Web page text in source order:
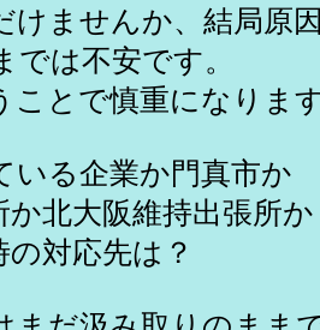
けませんか、結局原
は不安です。
ことで慎重になりま
いる企業か門真市か
か北大阪維持出張所か
対応先は？